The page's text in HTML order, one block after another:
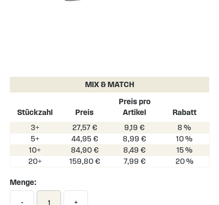
the
the
gallery
MIX & MATCH
Stückzahl Preis
Preis pro
Artikel
Rabatt
3+
27,57 € 9,19 €
8 %
5+
44,95 € 8,99 €
10 %
10+
84,90 € 8,49 €
15 %
20+
159,80 € 7,99 € 20 %
Menge:
- +